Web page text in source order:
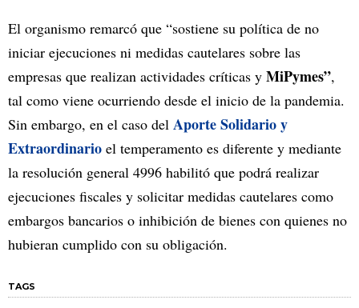
El organismo remarcó que “sostiene su política de no
iniciar ejecuciones ni medidas cautelares sobre las
empresas que realizan actividades críticas y MiPymes”,
tal como viene ocurriendo desde el inicio de la pandemia.
Sin embargo, en el caso del Aporte Solidario y
Extraordinario el temperamento es diferente y mediante
la resolución general 4996 habilitó que podrá realizar
ejecuciones fiscales y solicitar medidas cautelares como
embargos bancarios o inhibición de bienes con quienes no
hubieran cumplido con su obligación.
TAGS